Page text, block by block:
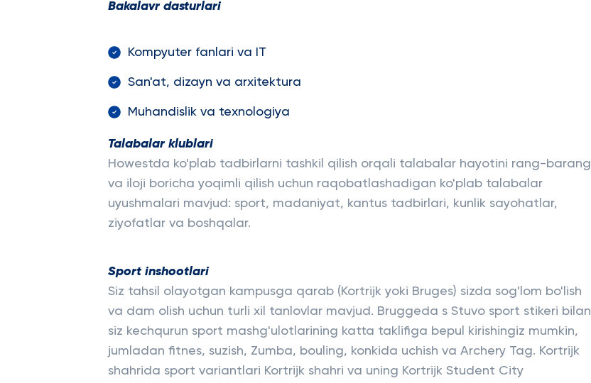
Bakalavr dasturlari
Kompyuter fanlari va IT
San'at, dizayn va arxitektura
Muhandislik va texnologiya
Talabalar klublari
Howestda ko'plab tadbirlarni tashkil qilish orqali talabalar hayotini rang-barang
va iloji boricha yoqimli qilish uchun raqobatlashadigan ko'plab talabalar
uyushmalari mavjud: sport, madaniyat, kantus tadbirlari, kunlik sayohatlar,
ziyofatlar va boshqalar.
Sport inshootlari
Siz tahsil olayotgan kampusga qarab (Kortrijk yoki Bruges) sizda sog'lom bo'lish
va dam olish uchun turli xil tanlovlar mavjud. Bruggeda s Stuvo sport stikeri bilan
siz kechqurun sport mashg'ulotlarining katta taklifiga bepul kirishingiz mumkin,
jumladan fitnes, suzish, Zumba, bouling, konkida uchish va Archery Tag. Kortrijk
shahrida sport variantlari Kortrijk shahri va uning Kortrijk Student City